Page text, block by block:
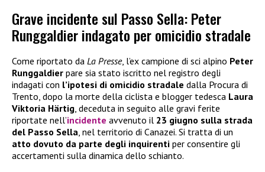
Grave incidente sul Passo Sella: Peter
Runggaldier indagato per omicidio stradale
Come riportato da La Presse, l’ex campione di sci alpino Peter
Runggaldier pare sia stato iscritto nel registro degli
indagati con l’ipotesi di omicidio stradale dalla Procura di
Trento, dopo la morte della ciclista e blogger tedesca Laura
Viktoria Härtig , deceduta in seguito alle gravi ferite
riportate nell’incidente avvenuto il 23 giugno sulla strada
del Passo Sella , nel territorio di Canazei. Si tratta di un
atto dovuto da parte degli inquirenti per consentire gli
accertamenti sulla dinamica dello schianto.